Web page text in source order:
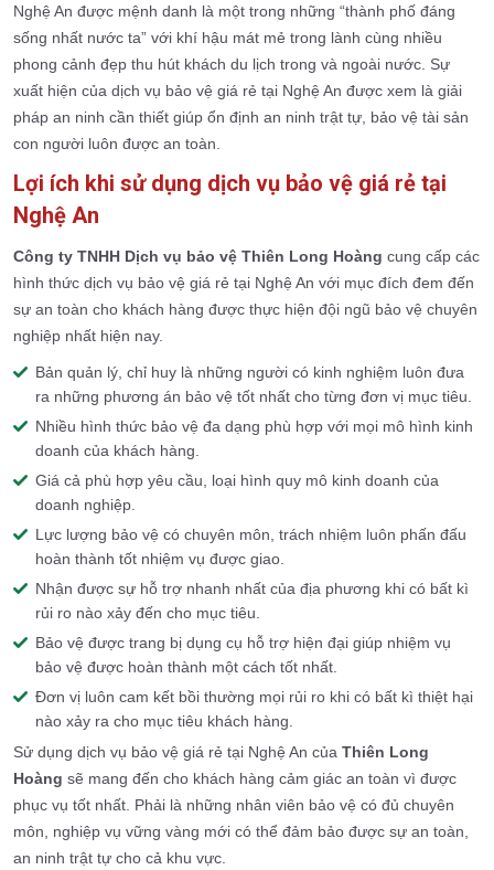
Nghệ An được mệnh danh là một trong những “thành phố đáng
sống nhất nước ta” với khí hậu mát mẻ trong lành cùng nhiều
phong cảnh đẹp thu hút khách du lịch trong và ngoài nước. Sự
xuất hiện của dịch vụ bảo vệ giá rẻ tại Nghệ An được xem là giải
pháp an ninh cần thiết giúp ổn định an ninh trật tự, bảo vệ tài sản
con người luôn được an toàn.
Lợi ích khi sử dụng dịch vụ bảo vệ giá rẻ tại
Nghệ An
Công ty TNHH Dịch vụ bảo vệ Thiên Long Hoàng cung cấp các
hình thức dịch vụ bảo vệ giá rẻ tại Nghệ An với mục đích đem đến
sự an toàn cho khách hàng được thực hiện đội ngũ bảo vệ chuyên
nghiệp nhất hiện nay.
Bản quản lý, chỉ huy là những người có kinh nghiệm luôn đưa
ra những phương án bảo vệ tốt nhất cho từng đơn vị mục tiêu.
Nhiều hình thức bảo vệ đa dạng phù hợp với mọi mô hình kinh
doanh của khách hàng.
Giá cả phù hợp yêu cầu, loại hình quy mô kinh doanh của
doanh nghiệp.
Lực lượng bảo vệ có chuyên môn, trách nhiệm luôn phấn đấu
hoàn thành tốt nhiệm vụ được giao.
Nhận được sự hỗ trợ nhanh nhất của địa phương khi có bất kì
rủi ro nào xảy đến cho mục tiêu.
Bảo vệ được trang bị dụng cụ hỗ trợ hiện đại giúp nhiệm vụ
bảo vệ được hoàn thành một cách tốt nhất.
Đơn vị luôn cam kết bồi thường mọi rủi ro khi có bất kì thiệt hại
nào xảy ra cho mục tiêu khách hàng.
Sử dụng dịch vụ bảo vệ giá rẻ tại Nghệ An của Thiên Long
Hoàng sẽ mang đến cho khách hàng cảm giác an toàn vì được
phục vụ tốt nhất. Phải là những nhân viên bảo vệ có đủ chuyên
môn, nghiệp vụ vững vàng mới có thể đảm bảo được sự an toàn,
an ninh trật tự cho cả khu vực.